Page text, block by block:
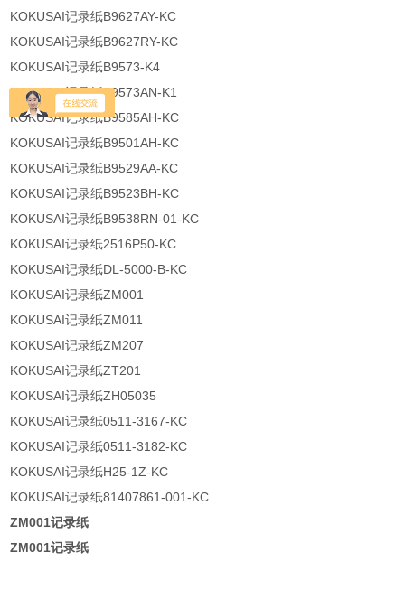
KOKUSAI记录纸B9627AY-KC
KOKUSAI记录纸B9627RY-KC
KOKUSAI记录纸B9573-K4
KOKUSAI记录纸B9573AN-K1
KOKUSAI记录纸B9585AH-KC
KOKUSAI记录纸B9501AH-KC
KOKUSAI记录纸B9529AA-KC
KOKUSAI记录纸B9523BH-KC
KOKUSAI记录纸B9538RN-01-KC
KOKUSAI记录纸2516P50-KC
KOKUSAI记录纸DL-5000-B-KC
KOKUSAI记录纸ZM001
KOKUSAI记录纸ZM011
KOKUSAI记录纸ZM207
KOKUSAI记录纸ZT201
KOKUSAI记录纸ZH05035
KOKUSAI记录纸0511-3167-KC
KOKUSAI记录纸0511-3182-KC
KOKUSAI记录纸H25-1Z-KC
KOKUSAI记录纸81407861-001-KC
ZM001记录纸
ZM001记录纸